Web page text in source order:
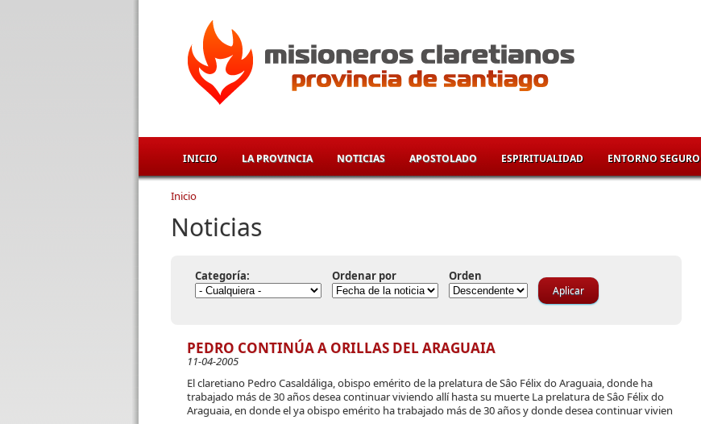
INICIO LA PROVINCIA NOTICIAS APOSTOLADO ESPIRITUALIDAD ENTORNO SEGURO
Se encuentra usted aquí
Inicio
Noticias
Categoría: Ordenar por Orden
PEDRO CONTINÚA A ORILLAS DEL ARAGUAIA
11-04-2005
El claretiano Pedro Casaldáliga, obispo emérito de la prelatura de Sâo Félix do Araguaia, donde ha
trabajado más de 30 años desea continuar viviendo allí hasta su muerte La prelatura de Sâo Félix do
Araguaia, en donde el ya obispo emérito ha trabajado más de 30 años y donde desea continuar vivien